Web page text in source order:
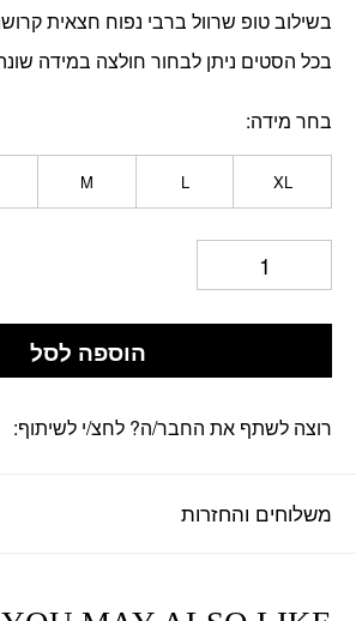
בשילוב טופ שרוול ברבי נפוח חצאית
בכל הסטים ניתן לבחור חולצה במידה
בחר מידה
XL
L
M
הוספה לסל
משלוחים והחזרות
רוצה לשתף את החבר/ה? לחצ/י לשיתוף: